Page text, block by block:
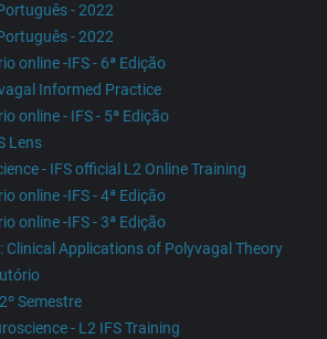
- 2022
- 2022
online -IFS - 6ª Edição
Informed Practice
online - IFS - 5ª Edição
Lens
- IFS official L2 Online Training
online -IFS - 4ª Edição
online -IFS - 3ª Edição
Clinical Applications of Polyvagal Theory
Semestre
- L2 IFS Training